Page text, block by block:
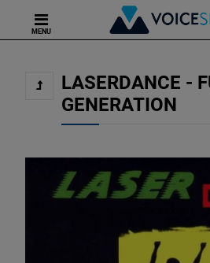
MENU
LASERDANCE -
GENERATION